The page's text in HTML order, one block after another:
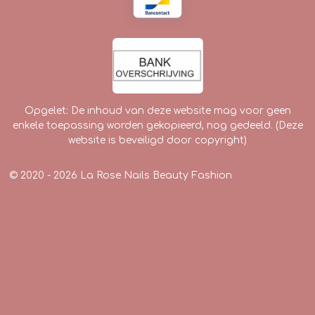
Opgelet: De inhoud van deze website mag voor geen
enkele toepassing worden gekopieerd, nog gedeeld. (Deze
website is beveiligd door copyright)
© 2020 - 2026 La Rose Nails Beauty Fashion